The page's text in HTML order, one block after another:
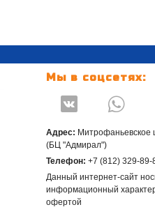
Мы в соцсетях:
 
Адрес: Митрофаньевское
(БЦ "Адмирал")
Телефон: +7 (812) 329-89-
Данный интернет-сайт
информационный
офертой